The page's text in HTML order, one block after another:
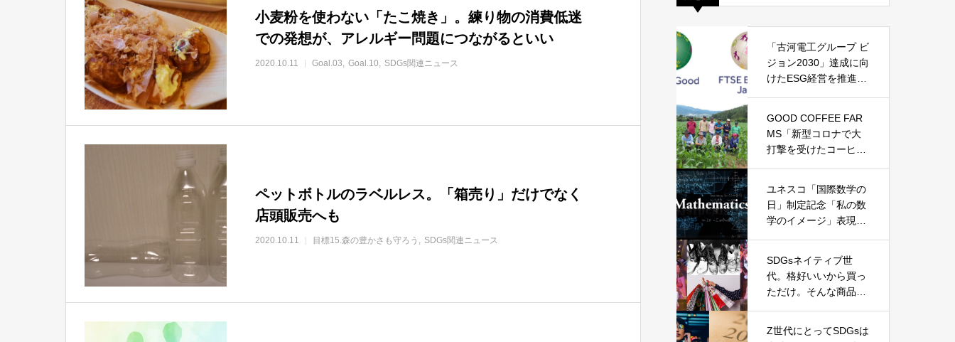
小麦粉を使わない「たこ焼き」。練り物の消費低迷
での発想が、アレルギー問題につながるといい
2020.10.11 Goal.03 Goal.10 SDGs関連ニュース
ペットボトルのラベルレス。「箱売り」だけでなく
店頭販売へも
2020.10.11 目標15.森の豊かさも守ろう SDGs関連ニュース
「古河電工グループ ビ
ジョン2030」達成に向
けたESG経営を推進
GOOD COFFEE FAR
MS「新型コロナで大
打撃を受けたコーヒー
ユネスコ「国際数学の
日」制定記念「私の数
学のイメージ」表現コ
SDGsネイティブ世
代。格好いいから買っ
ただけ。そんな商品を
Z世代にとってSDGsは